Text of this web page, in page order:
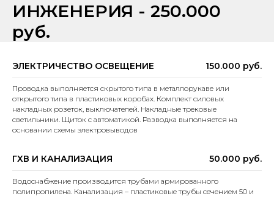
ИНЖЕНЕРИЯ - 250.000
руб.
ЭЛЕКТРИЧЕСТВО ОСВЕЩЕНИЕ 150.000 руб.
Проводка выполняется скрытого типа в металлорукаве или
открытого типа в пластиковых коробах. Комплект силовых
накладных розеток, выключателей. Накладные трековые
светильники. Щиток с автоматикой. Разводка выполняется на
основании схемы электровыводов
ГХВ И КАНАЛИЗАЦИЯ 50.000 руб.
Водоснабжение производится трубами армированного
полипропилена. Канализация – пластиковые трубы сечением 50 и